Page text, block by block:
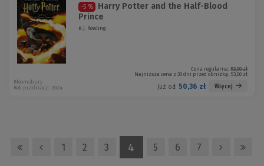
-5 %
Harry Potter and the Half-Blood
Prince
K.J. Rowling
Cena regularna: 53,00 zł
Najniższa cena z 30 dni przed obniżką: 53,00 zł
Już od: 50,36 zł Więcej
Bloomsbury
Rok publikacji: 2024
1 2 3 4 5 6 7